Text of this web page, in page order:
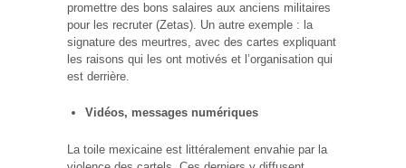
promettre des bons salaires aux anciens militaires
pour les recruter (Zetas). Un autre exemple : la
signature des meurtres, avec des cartes expliquant
les raisons qui les ont motivés et l’organisation qui
est derrière.
Vidéos, messages numériques
La toile mexicaine est littéralement envahie par la